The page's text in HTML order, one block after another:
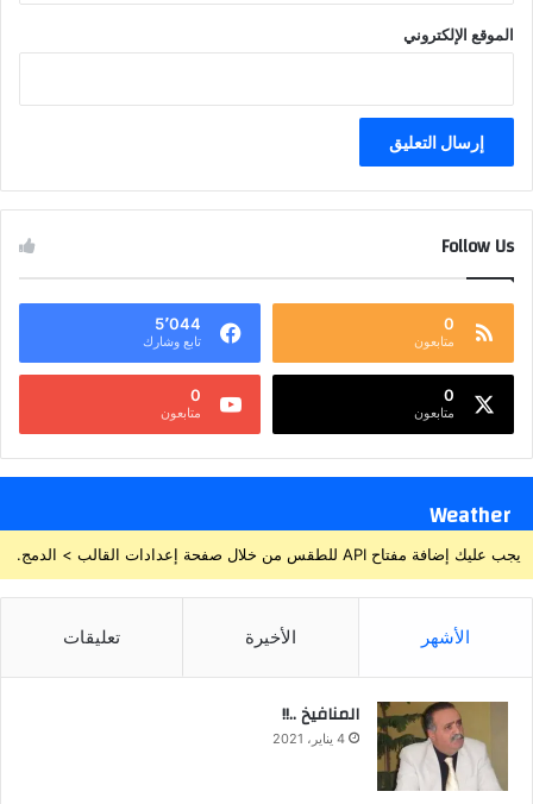
الموقع الإلكتروني
Follow Us
0
متابعون
5٬044
تابع وشارك
0
متابعون
0
متابعون
Weather
يجب عليك إضافة مفتاح API للطقس من خلال صفحة إعدادات القالب > الدمج.
الأشهر الأخيرة تعليقات
المنافيخ ..!!
4 يناير، 2021